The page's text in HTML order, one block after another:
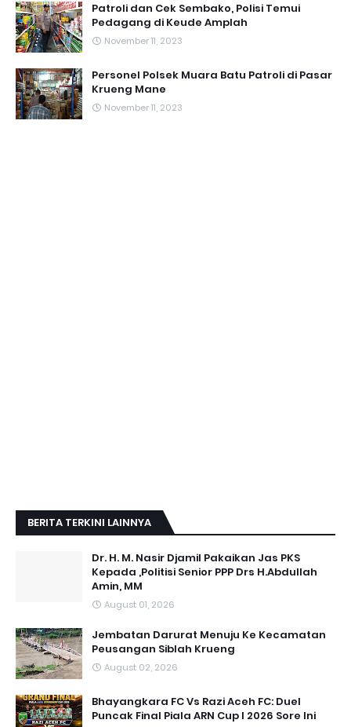
Patroli dan Cek Sembako, Polisi Temui
Pedagang di Keude Amplah
November 11, 2023
Personel Polsek Muara Batu Patroli di Pasar
Krueng Mane
November 11, 2023
BERITA TERKINI LAINNYA
Dr. H. M. Nasir Djamil Pakaikan Jas PKS
Kepada ,Politisi Senior PPP Drs H.Abdullah
Amin, MM
August 01, 2026
Jembatan Darurat Menuju Ke Kecamatan
Peusangan Siblah Krueng
August 02, 2026
Bhayangkara FC Vs Razi Aceh FC: Duel
Puncak Final Piala ARN Cup I 2026 Sore Ini